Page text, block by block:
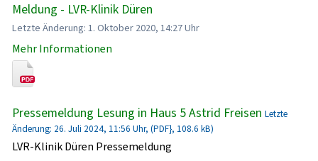
Meldung - LVR-Klinik Düren
Letzte Änderung: 1. Oktober 2020, 14:27 Uhr
Mehr Informationen
Pressemeldung Lesung in Haus 5 Astrid Freisen Letzte
Änderung: 26. Juli 2024, 11:56 Uhr, (PDF}, 108.6 kB)
LVR-Klinik Düren Pressemeldung